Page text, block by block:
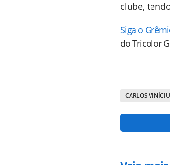
clube,
Siga o
do Tricolor
CARLOS